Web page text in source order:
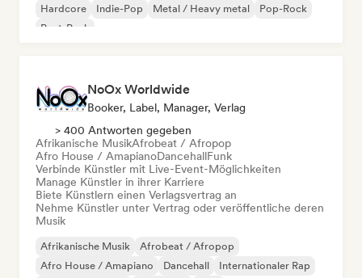
Hardcore
Indie-Pop Metal / Heavy metal
Pop-Rock
Post-Punk
NoOx Worldwide
Booker, Label, Manager, Verlag
> 400 Antworten gegeben
Afrikanische MusikAfrobeat / Afropop
Afro House / AmapianoDancehallFunk
Verbinde Künstler mit Live-Event-Möglichkeiten
Manage Künstler in ihrer Karriere
Biete Künstlern einen Verlagsvertrag an
Nehme Künstler unter Vertrag oder veröffentliche deren
Musik
Afrikanische Musik
Afrobeat / Afropop
Afro House / Amapiano
Dancehall
Internationaler Rap